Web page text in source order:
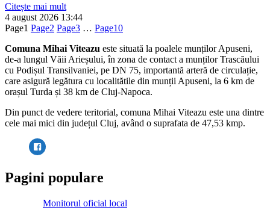
Citește mai mult
4 august 2026 13:44
Page1 Page2 Page3 … Page10
Comuna Mihai Viteazu este situată la poalele munților Apuseni,
de-a lungul Văii Arieșului, în zona de contact a munților Trascăului
cu Podișul Transilvaniei, pe DN 75, importantă arteră de circulație,
care asigură legătura cu localitătile din munții Apuseni, la 6 km de
orașul Turda și 38 km de Cluj-Napoca.
Din punct de vedere teritorial, comuna Mihai Viteazu este una dintre
cele mai mici din județul Cluj, având o suprafata de 47,53 kmp.
Pagini populare
Monitorul oficial local